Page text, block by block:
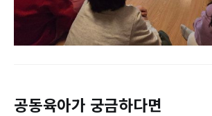
공동육아가 궁금하다면